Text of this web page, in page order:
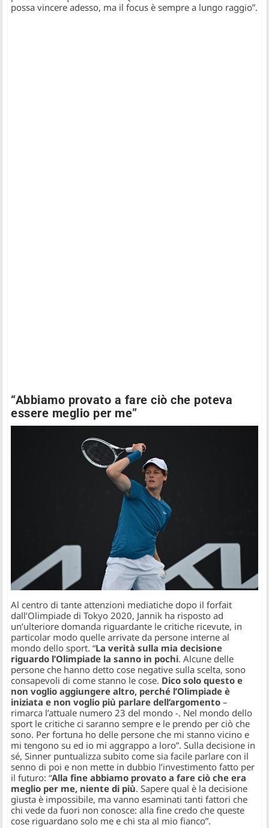
possa vincere adesso, ma il focus è sempre a lungo raggio”.
“Abbiamo provato a fare ciò che poteva
essere meglio per me”
Al centro di tante attenzioni mediatiche dopo il forfait
dall’Olimpiade di Tokyo 2020, Jannik ha risposto ad
un’ulteriore domanda riguardante le critiche ricevute, in
particolar modo quelle arrivate da persone interne al
mondo dello sport.“La verità sulla mia decisione
riguardo l’Olimpiade la sanno in pochi. Alcune delle
persone che hanno detto cose negative sulla scelta, sono
consapevoli di come stanno le cose. Dico solo questo e
non voglio aggiungere altro, perché l’Olimpiade è
iniziata e non voglio più parlare dell’argomento –
rimarca l’attuale numero 23 del mondo -. Nel mondo dello
sport le critiche ci saranno sempre e le prendo per ciò che
sono. Per fortuna ho delle persone che mi stanno vicino e
mi tengono su ed io mi aggrappo a loro”.Sulla decisione in
sé, Sinner puntualizza subito come sia facile parlare con il
senno di poi e non mette in dubbio l’investimento fatto per
il futuro:“Alla fine abbiamo provato a fare ciò che era
meglio per me, niente di più. Sapere qual è la decisione
giusta è impossibile, ma vanno esaminati tanti fattori che
chi vede da fuori non conosce: alla fine credo che queste
cose riguardano solo me e chi sta al mio fianco”.